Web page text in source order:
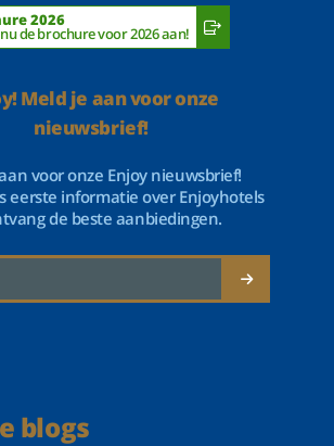
2026
de brochure voor 2026 aan!
Meld je aan voor onze
nieuwsbrief!
voor onze Enjoy nieuwsbrief!
eerste informatie over Enjoyhotels
de beste aanbiedingen.
blogs